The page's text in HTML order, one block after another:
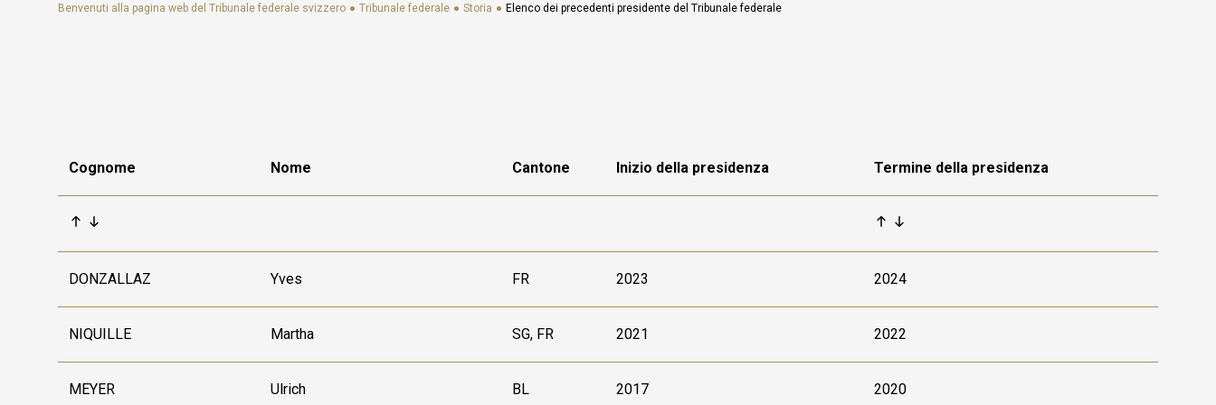
FAQ
Quali sono le consequenze in caso di accoglimento del
Dove posso trovare le informazioni riguardanti le condizioni
Dove posso trovare informazioni riguardanti i costi di un
necessari (assistenza giudiziaria)?
Social media
Benvenuti alla pagina web del Tribunale federale svizzero Tribunale federale Storia Elenco dei precedenti presidente del Tribunale federale
Cognome Nome Cantone Inizio della presidenza Termine della presidenza
DONZALLAZ Yves FR 2023 2024
NIQUILLE Martha SG, FR 2021 2022
MEYER Ulrich BL 2017 2020